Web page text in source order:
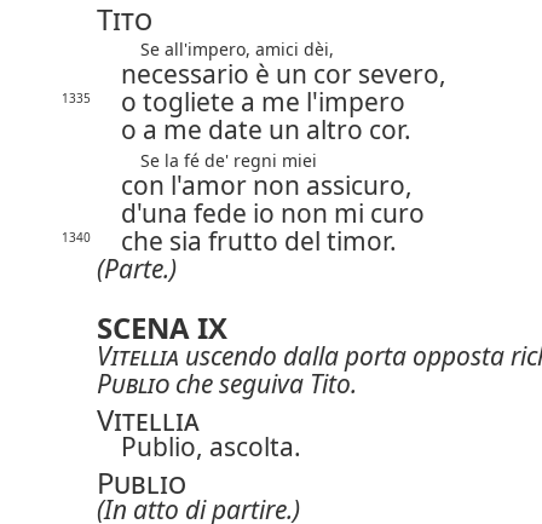
Tito
Se all'impero, amici dèi,
necessario è un cor severo,
1335
o togliete a me l'impero
o a me date un altro cor.
Se la fé de' regni miei
con l'amor non assicuro,
d'una fede io non mi curo
1340
che sia frutto del timor.
(Parte.)
SCENA IX
Vitellia uscendo dalla porta opposta
Publio che seguiva Tito.
Vitellia
Publio, ascolta.
Publio
(In atto di partire.)